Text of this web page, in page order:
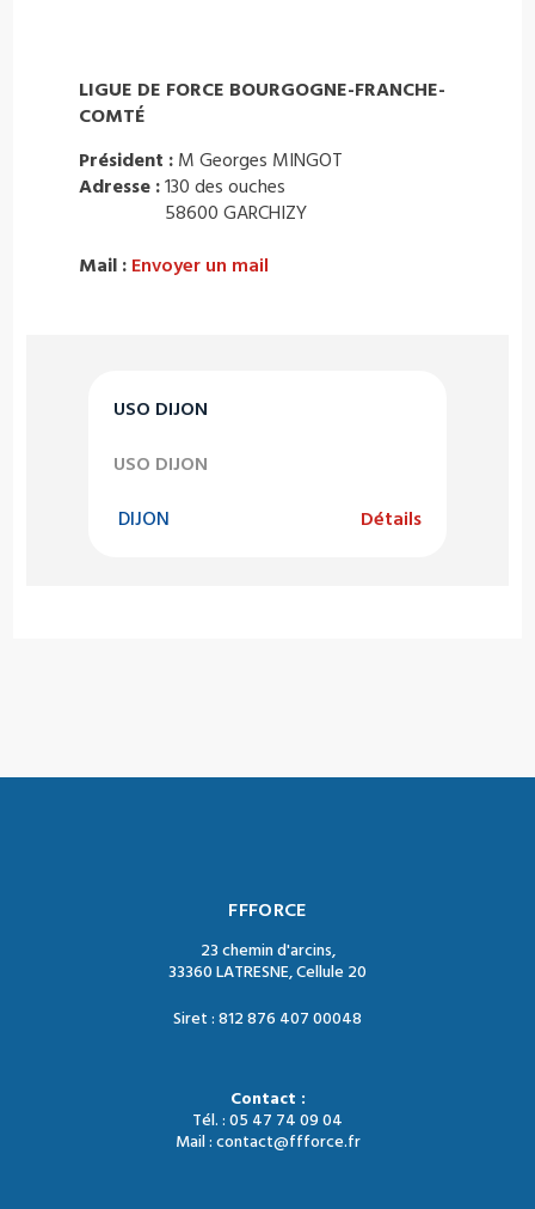
USO DIJON
USO DIJON
DIJON Détails
LIGUE DE FORCE BOURGOGNE-FRANCHE-
COMTÉ
Président : M Georges MINGOT
Adresse :130 des ouches
58600 GARCHIZY
Mail : Envoyer un mail
FFFORCE
23 chemin d'arcins,
33360 LATRESNE, Cellule 20
Siret : 812 876 407 00048
Contact :
Tél. : 05 47 74 09 04
Mail : contact@ffforce.fr